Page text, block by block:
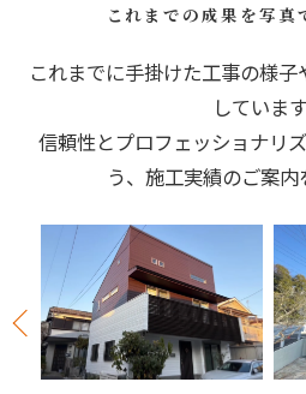
これまでの成果を写真
これまでに手掛けた工事の様
しています
信頼性とプロフェッショナリ
う、施工実績のご案内